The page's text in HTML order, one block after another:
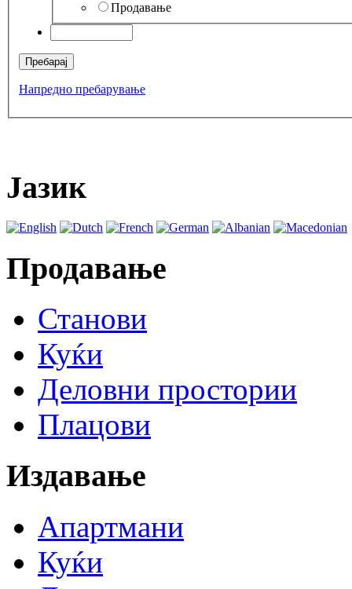
Продавање
Напредно пребарување
Јазик
Продавање
Станови
Куќи
Деловни простории
Плацови
Издавање
Апартмани
Куќи